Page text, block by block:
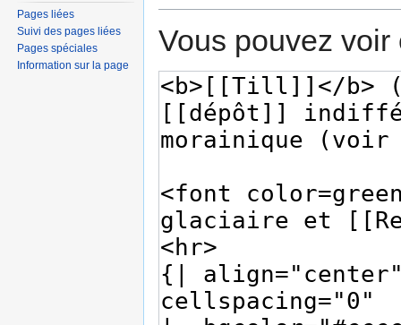
Vous pouvez
Pages liées
Suivi des pages liées
Pages spéciales
Information sur la page